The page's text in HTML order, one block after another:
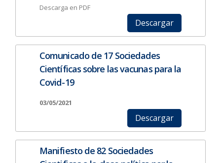
Descarga en PDF
Descargar
Comunicado de 17 Sociedades
Científicas sobre las vacunas para la
Covid-19
03/05/2021
Descargar
Manifiesto de 82 Sociedades